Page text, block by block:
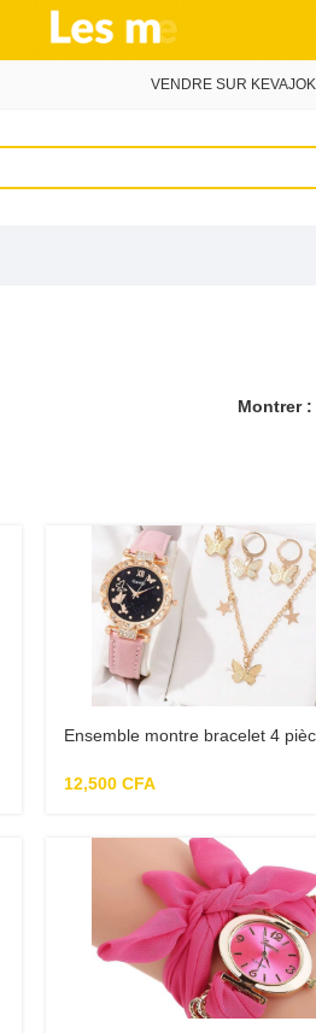
VENDRE SUR KEVAJO
Montrer
Ensemble montre bracelet 4
12,500 CFA